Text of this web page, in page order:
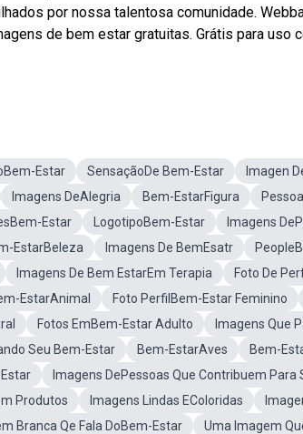
por nossa talentosa comunidade.
de bem estar gratuitas. Grátis para uso
Estar SensaçãoDe Bem-Estar
Imagen
Imagens DeAlegria Bem-EstarFigura
Estar LogotipoBem-Estar
Imagens
EstarBeleza Imagens De BemEsatr
Imagens De Bem EstarEm Terapia
Foto De
EstarAnimal Foto PerfilBem-Estar Feminino
Fotos EmBem-Estar Adulto
Imagens Que
Seu Bem-Estar Bem-EstarAves
Bem-
Imagens DePessoas Que Contribuem Para
Produtos
Imagens Lindas EColoridas
Branca Qe Fala DoBem-Estar
Uma Imagem